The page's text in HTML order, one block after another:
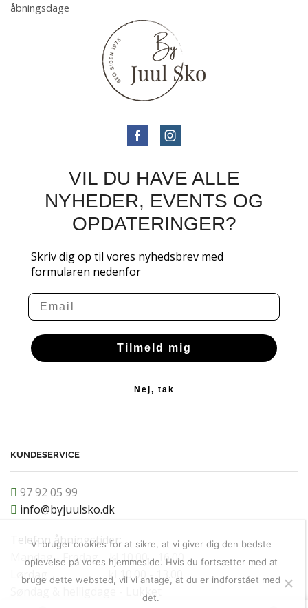
åbningsdage
VIL DU HAVE ALLE
NYHEDER, EVENTS OG
OPDATERINGER?
Skriv dig op til vores nyhedsbrev med
formularen nedenfor
Email
Tilmeld mig
Nej, tak
KUNDESERVICE
97 92 05 99
info@byjuulsko.dk
Telefon åbningstider:
Mandag - Fredag kl 10.00 - 16.00
Lørdag kl 10.00 - 13.00
Søndag & helligdage - Lukket
Vi bruger cookies for at sikre, at vi giver dig den bedste
oplevelse på vores hjemmeside. Hvis du fortsætter med at
bruge dette websted, vil vi antage, at du er indforstået med
det.